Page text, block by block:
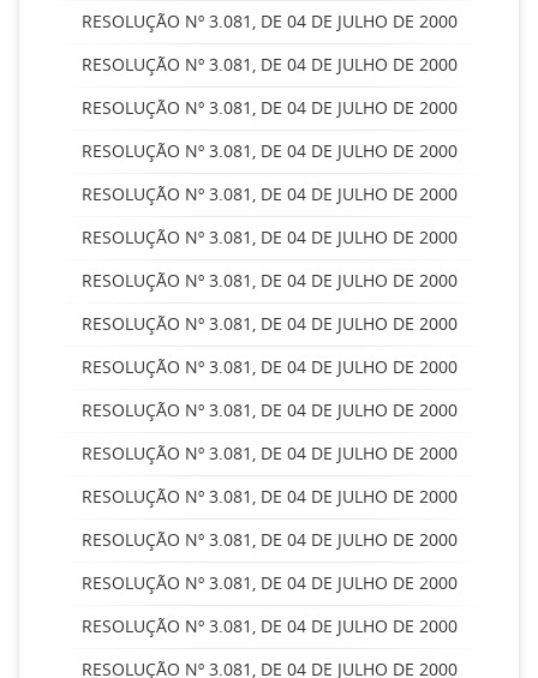
RESOLUÇÃO Nº 3.081, DE 04 DE JULHO DE 2000
RESOLUÇÃO Nº 3.081, DE 04 DE JULHO DE 2000
RESOLUÇÃO Nº 3.081, DE 04 DE JULHO DE 2000
RESOLUÇÃO Nº 3.081, DE 04 DE JULHO DE 2000
RESOLUÇÃO Nº 3.081, DE 04 DE JULHO DE 2000
RESOLUÇÃO Nº 3.081, DE 04 DE JULHO DE 2000
RESOLUÇÃO Nº 3.081, DE 04 DE JULHO DE 2000
RESOLUÇÃO Nº 3.081, DE 04 DE JULHO DE 2000
RESOLUÇÃO Nº 3.081, DE 04 DE JULHO DE 2000
RESOLUÇÃO Nº 3.081, DE 04 DE JULHO DE 2000
RESOLUÇÃO Nº 3.081, DE 04 DE JULHO DE 2000
RESOLUÇÃO Nº 3.081, DE 04 DE JULHO DE 2000
RESOLUÇÃO Nº 3.081, DE 04 DE JULHO DE 2000
RESOLUÇÃO Nº 3.081, DE 04 DE JULHO DE 2000
RESOLUÇÃO Nº 3.081, DE 04 DE JULHO DE 2000
RESOLUÇÃO Nº 3.081, DE 04 DE JULHO DE 2000